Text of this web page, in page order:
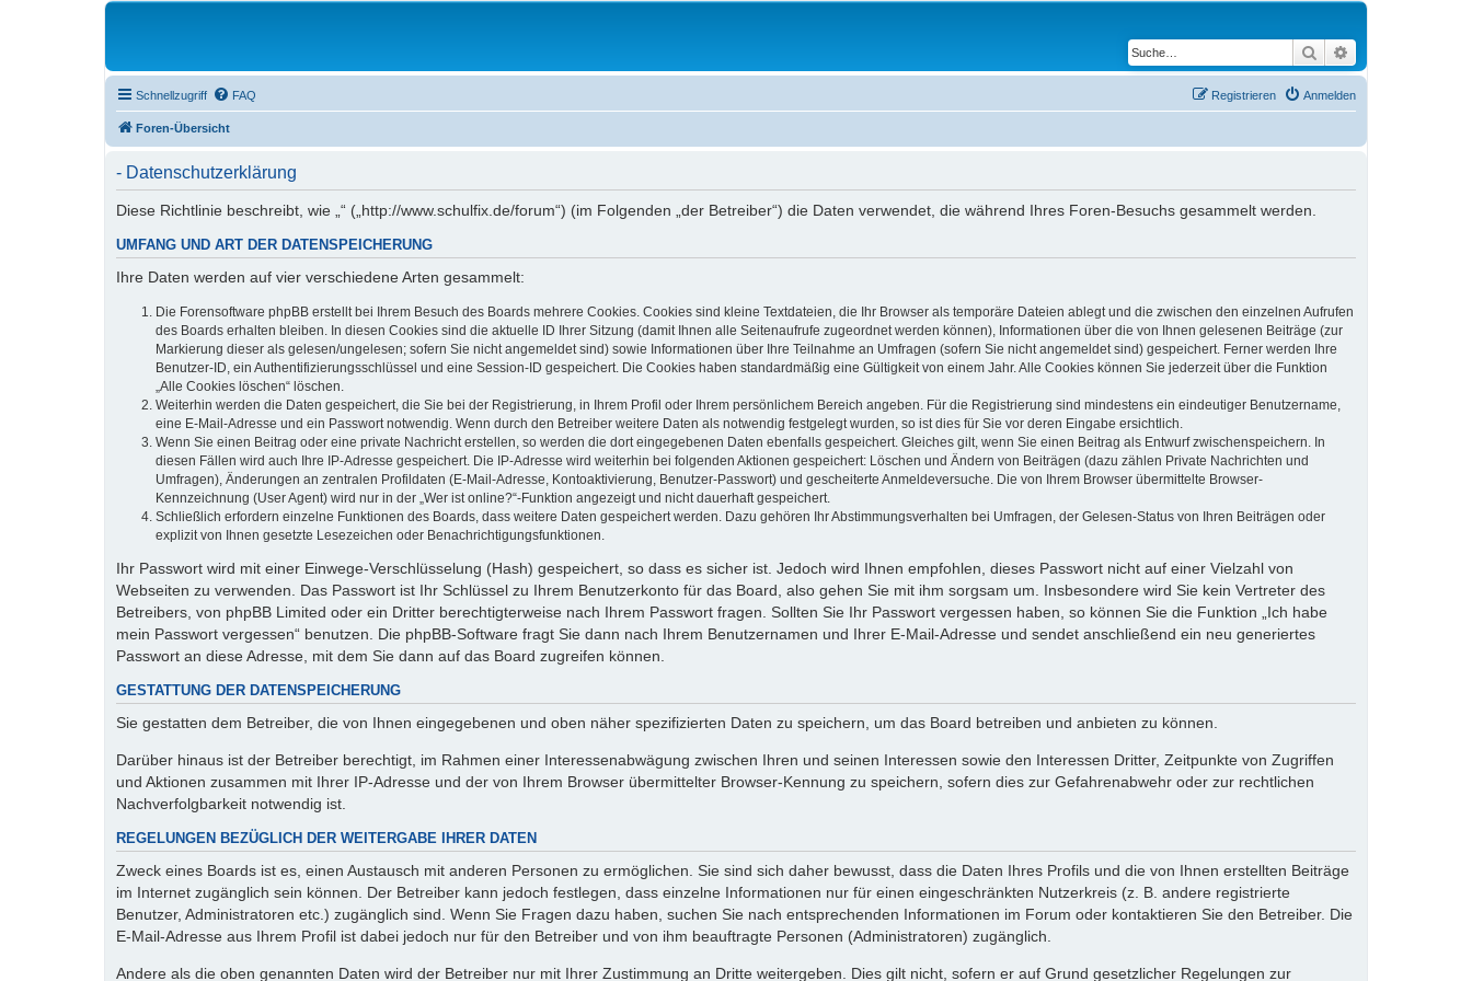
Suche
Schnellzugriff FAQ Anmelden
Registrieren
Foren-Übersicht
- Datenschutzerklärung
Diese Richtlinie beschreibt, wie „“ („http://www.schulfix.de/forum“) (im Folgenden „der Betreiber“) die Daten verwendet, die während Ihres Foren-Besuchs gesammelt werden.
UMFANG UND ART DER DATENSPEICHERUNG
Ihre Daten werden auf vier verschiedene Arten gesammelt:
Die Forensoftware phpBB erstellt bei Ihrem Besuch des Boards mehrere Cookies. Cookies sind kleine Textdateien, die Ihr Browser als temporäre Dateien ablegt und die zwischen den einzelnen Aufrufen
des Boards erhalten bleiben. In diesen Cookies sind die aktuelle ID Ihrer Sitzung (damit Ihnen alle Seitenaufrufe zugeordnet werden können), Informationen über die von Ihnen gelesenen Beiträge (zur
Markierung dieser als gelesen/ungelesen; sofern Sie nicht angemeldet sind) sowie Informationen über Ihre Teilnahme an Umfragen (sofern Sie nicht angemeldet sind) gespeichert. Ferner werden Ihre
Benutzer-ID, ein Authentifizierungsschlüssel und eine Session-ID gespeichert. Die Cookies haben standardmäßig eine Gültigkeit von einem Jahr. Alle Cookies können Sie jederzeit über die Funktion
„Alle Cookies löschen“ löschen.
Weiterhin werden die Daten gespeichert, die Sie bei der Registrierung, in Ihrem Profil oder Ihrem persönlichem Bereich angeben. Für die Registrierung sind mindestens ein eindeutiger Benutzername,
eine E-Mail-Adresse und ein Passwort notwendig. Wenn durch den Betreiber weitere Daten als notwendig festgelegt wurden, so ist dies für Sie vor deren Eingabe ersichtlich.
Wenn Sie einen Beitrag oder eine private Nachricht erstellen, so werden die dort eingegebenen Daten ebenfalls gespeichert. Gleiches gilt, wenn Sie einen Beitrag als Entwurf zwischenspeichern. In
diesen Fällen wird auch Ihre IP-Adresse gespeichert. Die IP-Adresse wird weiterhin bei folgenden Aktionen gespeichert: Löschen und Ändern von Beiträgen (dazu zählen Private Nachrichten und
Umfragen), Änderungen an zentralen Profildaten (E-Mail-Adresse, Kontoaktivierung, Benutzer-Passwort) und gescheiterte Anmeldeversuche. Die von Ihrem Browser übermittelte Browser-
Kennzeichnung (User Agent) wird nur in der „Wer ist online?“-Funktion angezeigt und nicht dauerhaft gespeichert.
Schließlich erfordern einzelne Funktionen des Boards, dass weitere Daten gespeichert werden. Dazu gehören Ihr Abstimmungsverhalten bei Umfragen, der Gelesen-Status von Ihren Beiträgen oder
explizit von Ihnen gesetzte Lesezeichen oder Benachrichtigungsfunktionen.
Ihr Passwort wird mit einer Einwege-Verschlüsselung (Hash) gespeichert, so dass es sicher ist. Jedoch wird Ihnen empfohlen, dieses Passwort nicht auf einer Vielzahl von
Webseiten zu verwenden. Das Passwort ist Ihr Schlüssel zu Ihrem Benutzerkonto für das Board, also gehen Sie mit ihm sorgsam um. Insbesondere wird Sie kein Vertreter des
Betreibers, von phpBB Limited oder ein Dritter berechtigterweise nach Ihrem Passwort fragen. Sollten Sie Ihr Passwort vergessen haben, so können Sie die Funktion „Ich habe
mein Passwort vergessen“ benutzen. Die phpBB-Software fragt Sie dann nach Ihrem Benutzernamen und Ihrer E-Mail-Adresse und sendet anschließend ein neu generiertes
Passwort an diese Adresse, mit dem Sie dann auf das Board zugreifen können.
GESTATTUNG DER DATENSPEICHERUNG
Sie gestatten dem Betreiber, die von Ihnen eingegebenen und oben näher spezifizierten Daten zu speichern, um das Board betreiben und anbieten zu können.
Darüber hinaus ist der Betreiber berechtigt, im Rahmen einer Interessenabwägung zwischen Ihren und seinen Interessen sowie den Interessen Dritter, Zeitpunkte von Zugriffen
und Aktionen zusammen mit Ihrer IP-Adresse und der von Ihrem Browser übermittelter Browser-Kennung zu speichern, sofern dies zur Gefahrenabwehr oder zur rechtlichen
Nachverfolgbarkeit notwendig ist.
REGELUNGEN BEZÜGLICH DER WEITERGABE IHRER DATEN
Zweck eines Boards ist es, einen Austausch mit anderen Personen zu ermöglichen. Sie sind sich daher bewusst, dass die Daten Ihres Profils und die von Ihnen erstellten Beiträge
im Internet zugänglich sein können. Der Betreiber kann jedoch festlegen, dass einzelne Informationen nur für einen eingeschränkten Nutzerkreis (z. B. andere registrierte
Benutzer, Administratoren etc.) zugänglich sind. Wenn Sie Fragen dazu haben, suchen Sie nach entsprechenden Informationen im Forum oder kontaktieren Sie den Betreiber. Die
E-Mail-Adresse aus Ihrem Profil ist dabei jedoch nur für den Betreiber und von ihm beauftragte Personen (Administratoren) zugänglich.
Andere als die oben genannten Daten wird der Betreiber nur mit Ihrer Zustimmung an Dritte weitergeben. Dies gilt nicht, sofern er auf Grund gesetzlicher Regelungen zur